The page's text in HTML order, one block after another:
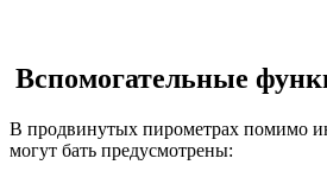
Вспомогательные
В продвинутых пирометрах помимо
могут бать предусмотрены: